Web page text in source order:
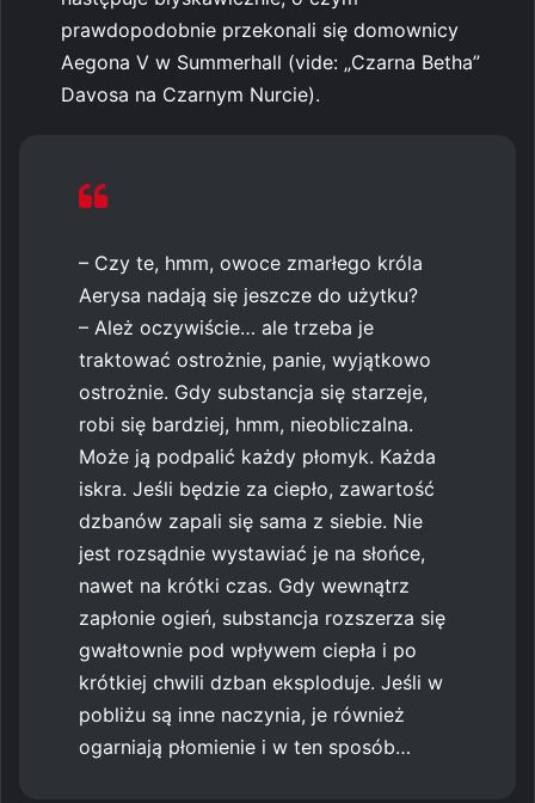
prawdopodobnie przekonali się domownicy
Aegona V w Summerhall (vide: „Czarna Betha”
Davosa na Czarnym Nurcie).
– Czy te, hmm, owoce zmarłego króla
Aerysa nadają się jeszcze do użytku?
– Ależ oczywiście… ale trzeba je
traktować ostrożnie, panie, wyjątkowo
ostrożnie. Gdy substancja się starzeje,
robi się bardziej, hmm, nieobliczalna.
Może ją podpalić każdy płomyk. Każda
iskra. Jeśli będzie za ciepło, zawartość
dzbanów zapali się sama z siebie. Nie
jest rozsądnie wystawiać je na słońce,
nawet na krótki czas. Gdy wewnątrz
zapłonie ogień, substancja rozszerza się
gwałtownie pod wpływem ciepła i po
krótkiej chwili dzban eksploduje. Jeśli w
pobliżu są inne naczynia, je również
ogarniają płomienie i w ten sposób…